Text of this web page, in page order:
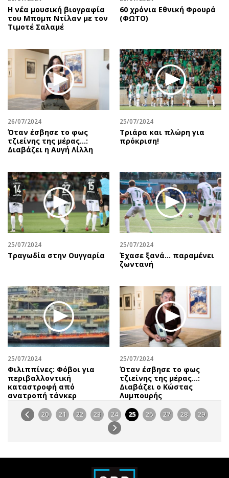
Η νέα μουσική βιογραφία
του Μπομπ Ντίλαν με τον
Τιμοτέ Σαλαμέ
60 χρόνια Εθνική Φρουρά
(ΦΩΤΟ)
26/07/2024
Όταν έσβησε το φως
τζιείνης της μέρας…:
Διαβάζει η Αυγή Λίλλη
25/07/2024
Τριάρα και πλώρη για
πρόκριση!
25/07/2024
Τραγωδία στην Ουγγαρία
25/07/2024
Έχασε ξανά... παραμένει
ζωντανή
25/07/2024
Φιλιππίνες: Φόβοι για
περιβαλλοντική
καταστροφή από
ανατροπή τάνκερ
25/07/2024
Όταν έσβησε το φως
τζιείνης της μέρας…:
Διαβάζει o Κώστας
Λυμπουρής
20 21 22 23 24 25 26 27 28 29